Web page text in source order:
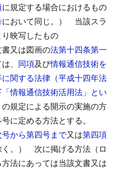
に規定する場合におけるもの
において同じ。）
当該スラ
映写したもの
又は図画の法第十四条第一
、 同項及び情報通信技術を
関する法律（平成十四年法
情報通信技術活用法」とい
の規定による開示の実施の方
に定める方法とする。
号から第四号まで又は第四項
。）
次に掲げる方法（ロ
法にあっては当該文書又は